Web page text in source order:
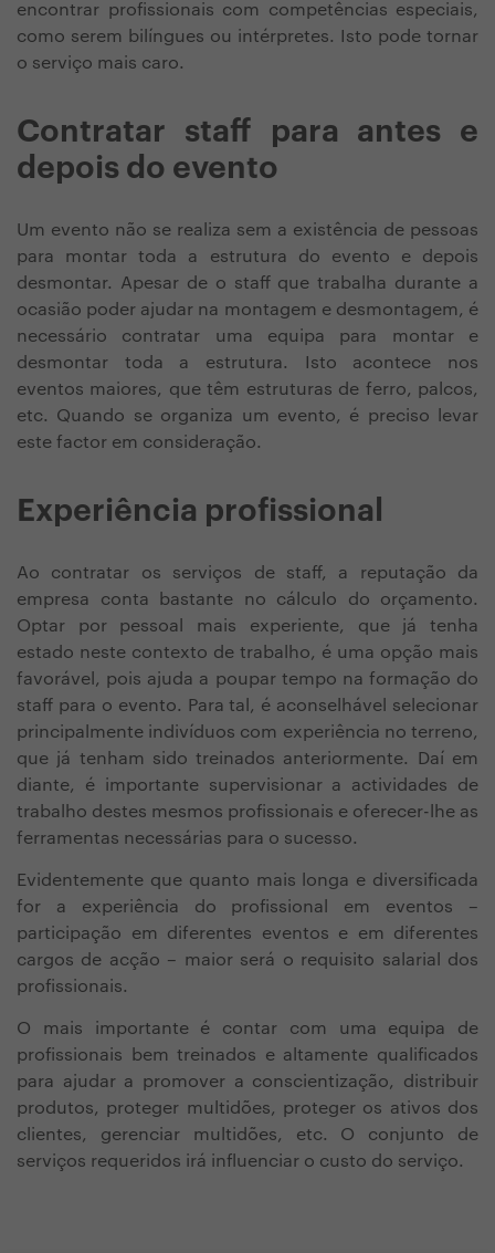
encontrar profissionais com competências especiais,
como serem bilíngues ou intérpretes. Isto pode tornar
o serviço mais caro.
Contratar staff para antes e
depois do evento
Um evento não se realiza sem a existência de pessoas
para montar toda a estrutura do evento e depois
desmontar. Apesar de o staff que trabalha durante a
ocasião poder ajudar na montagem e desmontagem, é
necessário contratar uma equipa para montar e
desmontar toda a estrutura. Isto acontece nos
eventos maiores, que têm estruturas de ferro, palcos,
etc. Quando se organiza um evento, é preciso levar
este factor em consideração.
Experiência profissional
Ao contratar os serviços de staff, a reputação da
empresa conta bastante no cálculo do orçamento.
Optar por pessoal mais experiente, que já tenha
estado neste contexto de trabalho, é uma opção mais
favorável, pois ajuda a poupar tempo na formação do
staff para o evento. Para tal, é aconselhável selecionar
principalmente indivíduos com experiência no terreno,
que já tenham sido treinados anteriormente. Daí em
diante, é importante supervisionar a actividades de
trabalho destes mesmos profissionais e oferecer-lhe as
ferramentas necessárias para o sucesso.
Evidentemente que quanto mais longa e diversificada
for a experiência do profissional em eventos –
participação em diferentes eventos e em diferentes
cargos de acção – maior será o requisito salarial dos
profissionais.
O mais importante é contar com uma equipa de
profissionais bem treinados e altamente qualificados
para ajudar a promover a conscientização, distribuir
produtos, proteger multidões, proteger os ativos dos
clientes, gerenciar multidões, etc. O conjunto de
serviços requeridos irá influenciar o custo do serviço.